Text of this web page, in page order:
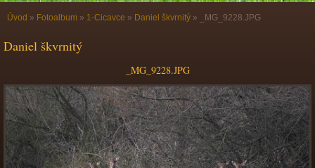
Úvod » Fotoalbum » 1-Cicavce » Daniel škvrnitý » _MG_9228.JPG
Daniel škvrnitý
_MG_9228.JPG